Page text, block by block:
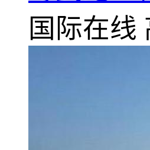
国际在线